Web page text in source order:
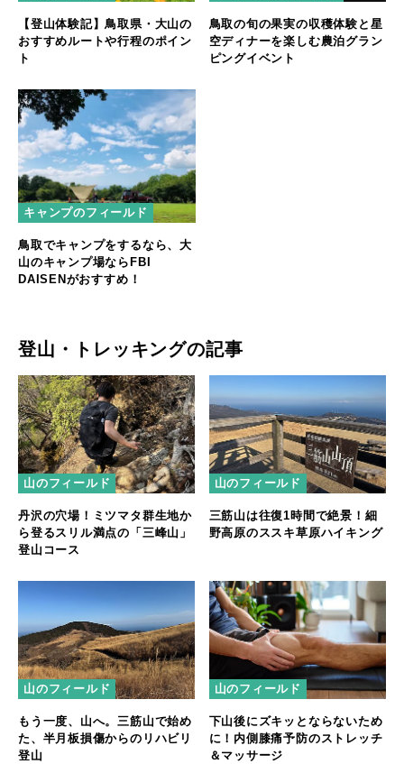
【登山体験記】鳥取県・大山の
おすすめルートや行程のポイン
ト
鳥取の旬の果実の収穫体験と星
空ディナーを楽しむ農泊グラン
ピングイベント
キャンプのフィールド
鳥取でキャンプをするなら、大
山のキャンプ場ならFBI
DAISENがおすすめ！
登山・トレッキングの記事
山のフィールド
丹沢の穴場！ミツマタ群生地か
ら登るスリル満点の「三峰山」
登山コース
山のフィールド
三筋山は往復1時間で絶景！細
野高原のススキ草原ハイキング
山のフィールド
もう一度、山へ。三筋山で始め
た、半月板損傷からのリハビリ
登山
山のフィールド
下山後にズキッとならないため
に！内側膝痛予防のストレッチ
＆マッサージ